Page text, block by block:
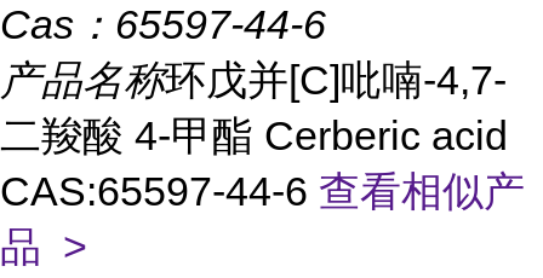
Cas： 65597-44-6
产品名称环戊并[C]吡喃-4,7-
二羧酸 4-甲酯 Cerberic acid
CAS:65597-44-6 查看相似产
品 >